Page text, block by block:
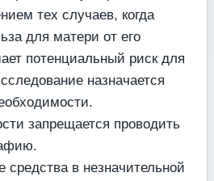
тех случаев, когда
для матери от его
потенциальный риск для
назначается
запрещается проводить
средства в незначительной